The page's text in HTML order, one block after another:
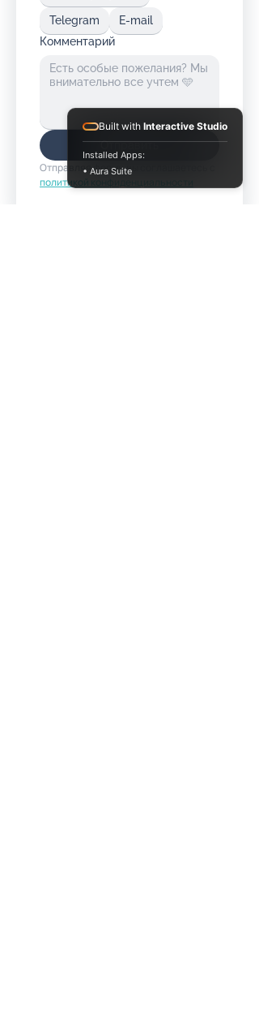
Telegram
E-mail
Комментарий
Отправить
политикой конфиденциальности
Built with Interactive Studio
Installed Apps:
• Aura Suite